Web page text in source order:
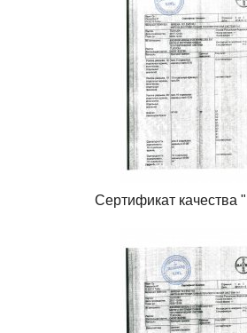
Сертификат качества